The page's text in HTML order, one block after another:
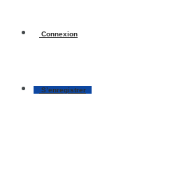
Connexion
S’enregistrer